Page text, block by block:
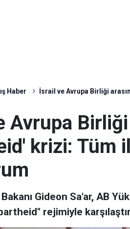
Haber İsrail ve Avrupa Birliği
Avrupa Birliği
krizi: Tüm
Gideon Sa'ar, AB
rejimiyle